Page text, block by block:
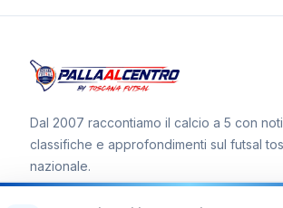
Dal 2007 raccontiamo il calcio a 5 con
classifiche e approfondimenti sul futsal
nazionale.